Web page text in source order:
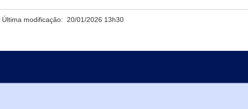
Última modificação: 20/01/2026 13h30